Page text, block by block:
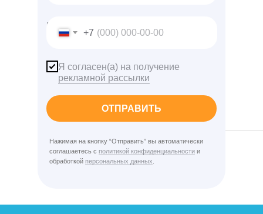
Ваш телефон
+7
Я согласен(а) на получение
рекламной рассылки
ОТПРАВИТЬ
Нажимая на кнопку “Отправить” вы автоматически
соглашаетесь с политикой конфиденциальности и
обработкой персональных данных